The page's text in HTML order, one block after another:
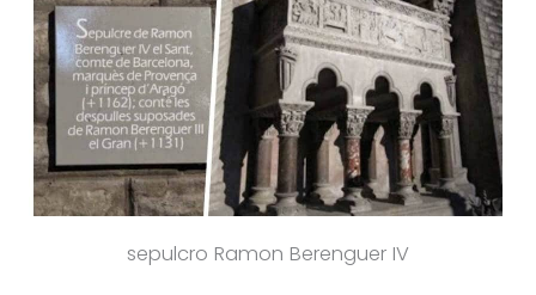
sepulcro Ramon Berenguer IV